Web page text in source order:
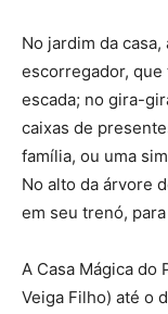
No jardim da
escorregador,
escada; no gira-
caixas de
família, ou uma
No alto da árvore
em seu trenó,
A Casa Mágica do
Veiga Filho) até o